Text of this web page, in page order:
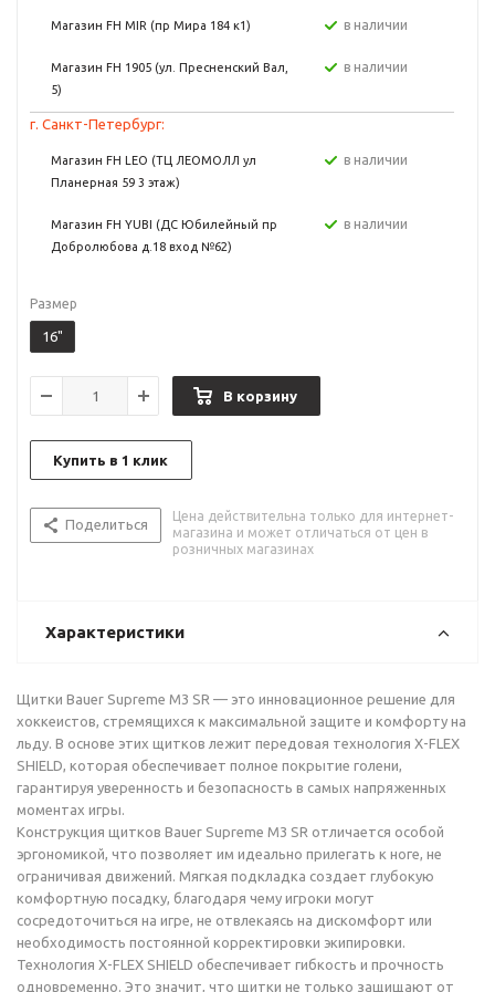
Магазин FH MIR (пр Мира 184 к1) в наличии
Магазин FH 1905 (ул. Пресненский Вал,
5)
в наличии
г. Санкт-Петербург:
Магазин FH LEO (ТЦ ЛЕОМОЛЛ ул
Планерная 59 3 этаж)
в наличии
Магазин FH YUBI (ДС Юбилейный пр
Добролюбова д.18 вход №62)
в наличии
Размер
16"
В корзину
Купить в 1 клик
Поделиться
Цена действительна только для интернет-
магазина и может отличаться от цен в
розничных магазинах
Характеристики
Щитки Bauer Supreme M3 SR — это инновационное решение для
хоккеистов, стремящихся к максимальной защите и комфорту на
льду. В основе этих щитков лежит передовая технология X-FLEX
SHIELD, которая обеспечивает полное покрытие голени,
гарантируя уверенность и безопасность в самых напряженных
моментах игры.
Конструкция щитков Bauer Supreme M3 SR отличается особой
эргономикой, что позволяет им идеально прилегать к ноге, не
ограничивая движений. Мягкая подкладка создает глубокую
комфортную посадку, благодаря чему игроки могут
сосредоточиться на игре, не отвлекаясь на дискомфорт или
необходимость постоянной корректировки экипировки.
Технология X-FLEX SHIELD обеспечивает гибкость и прочность
одновременно. Это значит, что щитки не только защищают от